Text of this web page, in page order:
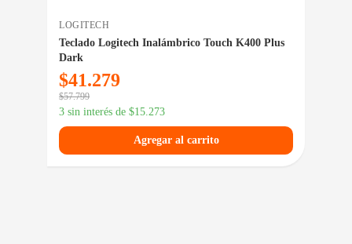
LOGITECH
Teclado Logitech Inalámbrico Touch K400 Plus
Dark
$41.279
$57.799
3 sin interés de $15.273
Agregar al carrito